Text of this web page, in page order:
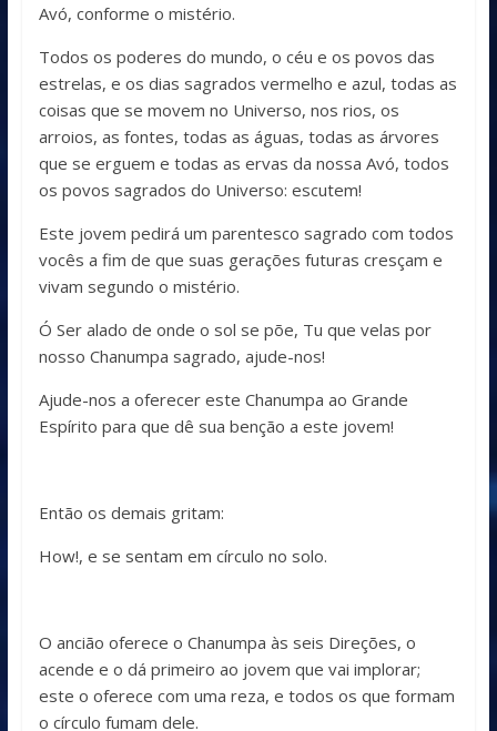
Avó, conforme o mistério.
Todos os poderes do mundo, o céu e os povos das
estrelas, e os dias sagrados vermelho e azul, todas as
coisas que se movem no Universo, nos rios, os
arroios, as fontes, todas as águas, todas as árvores
que se erguem e todas as ervas da nossa Avó, todos
os povos sagrados do Universo: escutem!
Este jovem pedirá um parentesco sagrado com todos
vocês a fim de que suas gerações futuras cresçam e
vivam segundo o mistério.
Ó Ser alado de onde o sol se põe, Tu que velas por
nosso Chanumpa sagrado, ajude-nos!
Ajude-nos a oferecer este Chanumpa ao Grande
Espírito para que dê sua benção a este jovem!
Então os demais gritam:
How!, e se sentam em círculo no solo.
O ancião oferece o Chanumpa às seis Direções, o
acende e o dá primeiro ao jovem que vai implorar;
este o oferece com uma reza, e todos os que formam
o círculo fumam dele.